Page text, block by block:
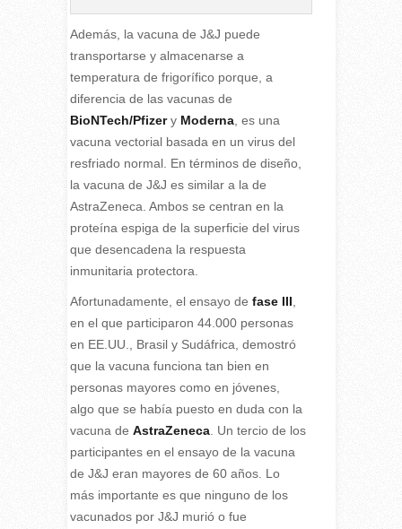
Además, la vacuna de J&J puede
transportarse y almacenarse a
temperatura de frigorífico porque, a
diferencia de las vacunas de
BioNTech/Pfizery Moderna, es una
vacuna vectorial basada en un virus del
resfriado normal. En términos de diseño,
la vacuna de J&J es similar a la de
AstraZeneca. Ambos se centran en la
proteína espiga de la superficie del virus
que desencadena la respuesta
inmunitaria protectora.
Afortunadamente, el ensayo de fase III
en el que participaron 44.000 personas
en EE.UU., Brasil y Sudáfrica, demostró
que la vacuna funciona tan bien en
personas mayores como en jóvenes,
algo que se había puesto en duda con la
vacuna de AstraZeneca. Un tercio de los
participantes en el ensayo de la vacuna
de J&J eran mayores de 60 años. Lo
más importante es que ninguno de los
vacunados por J&J murió o fue